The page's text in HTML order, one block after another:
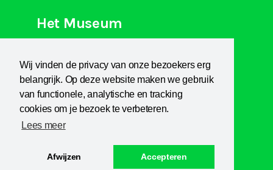
Wij vinden de privacy van onze bezoekers erg
belangrijk. Op deze website maken we gebruik
van functionele, analytische en tracking
cookies om je bezoek te verbeteren.
Lees meer
Afwijzen Accepteren
Het Museum
Museum Het Sterkenhuis
Kunstuitleen
KCB